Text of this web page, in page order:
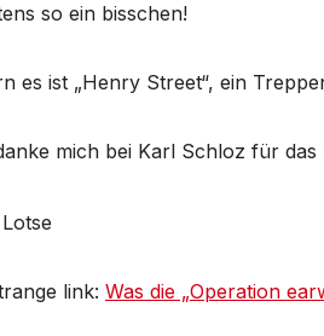
so ein bisschen!
es ist „Henry Street“, ein
mich bei Karl Schloz für das
link: Was die „Operation